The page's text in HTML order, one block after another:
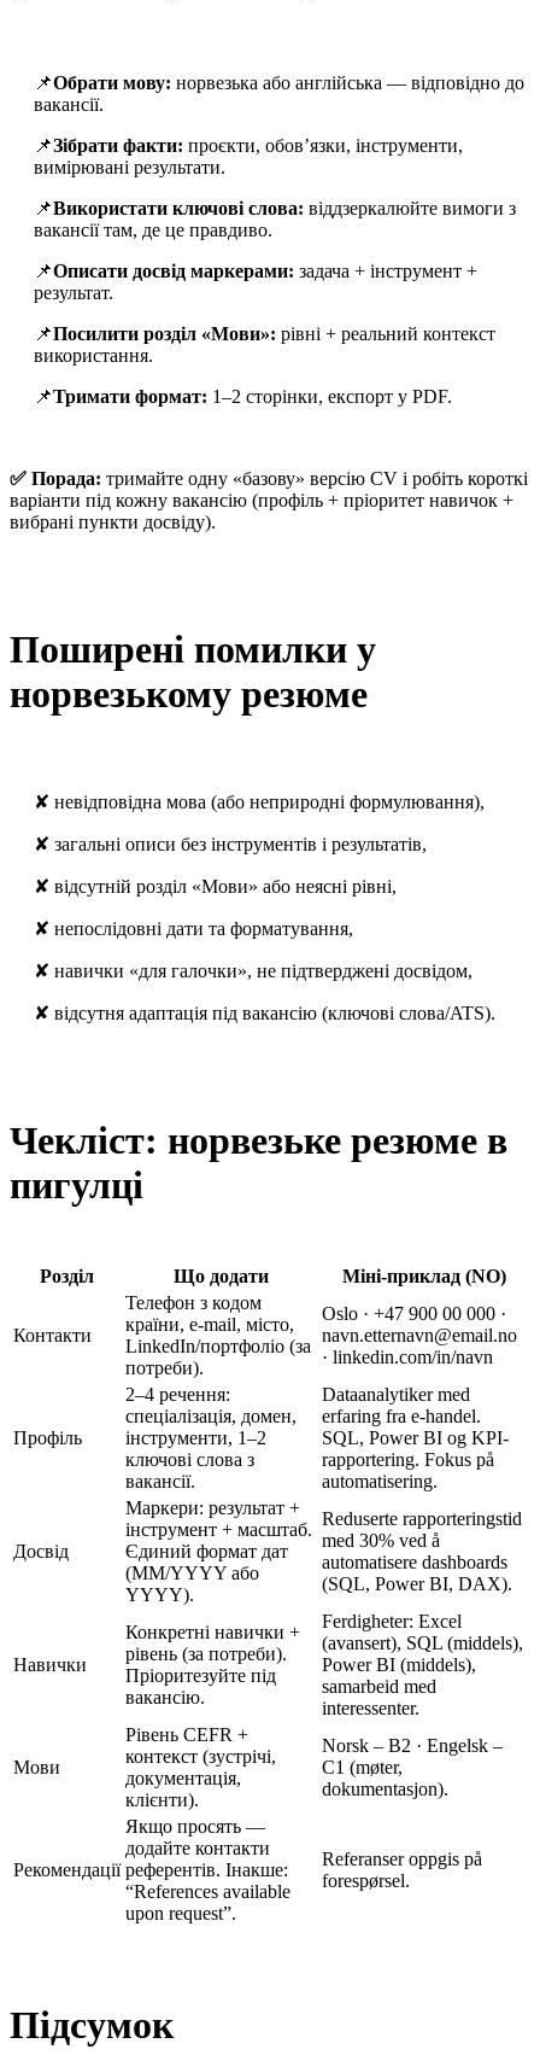
📌Обрати мову: норвезька або англійська — відповідно до
вакансії.
📌Зібрати факти: проєкти, обов’язки, інструменти,
вимірювані результати.
📌Використати ключові слова: віддзеркалюйте вимоги з
вакансії там, де це правдиво.
📌Описати досвід маркерами: задача + інструмент +
результат.
📌Посилити розділ «Мови»: рівні + реальний контекст
використання.
📌Тримати формат: 1–2 сторінки, експорт у PDF.
✅ Порада: тримайте одну «базову» версію CV і робіть короткі
варіанти під кожну вакансію (профіль + пріоритет навичок +
вибрані пункти досвіду).
Поширені помилки у
норвезькому резюме
✘ невідповідна мова (або неприродні формулювання),
✘ загальні описи без інструментів і результатів,
✘ відсутній розділ «Мови» або неясні рівні,
✘ непослідовні дати та форматування,
✘ навички «для галочки», не підтверджені досвідом,
✘ відсутня адаптація під вакансію (ключові слова/ATS).
Чекліст: норвезьке резюме в
пигулці
Розділ Що додати Міні-приклад (NO)
Контакти
Телефон з кодом
країни, e-mail, місто,
LinkedIn/портфоліо (за
потреби).
Oslo · +47 900 00 000 ·
navn.etternavn@email.no
· linkedin.com/in/navn
Профіль
2–4 речення:
спеціалізація, домен,
інструменти, 1–2
ключові слова з
вакансії.
Dataanalytiker med
erfaring fra e-handel.
SQL, Power BI og KPI-
rapportering. Fokus på
automatisering.
Досвід
Маркери: результат +
інструмент + масштаб.
Єдиний формат дат
(MM/YYYY або
YYYY).
Reduserte rapporteringstid
med 30% ved å
automatisere dashboards
(SQL, Power BI, DAX).
Навички
Конкретні навички +
рівень (за потреби).
Пріоритезуйте під
вакансію.
Ferdigheter: Excel
(avansert), SQL (middels),
Power BI (middels),
samarbeid med
interessenter.
Мови
Рівень CEFR +
контекст (зустрічі,
документація,
клієнти).
Norsk – B2 · Engelsk –
C1 (møter,
dokumentasjon).
Рекомендації
Якщо просять —
додайте контакти
референтів. Інакше:
“References available
upon request”.
Referanser oppgis på
forespørsel.
Підсумок